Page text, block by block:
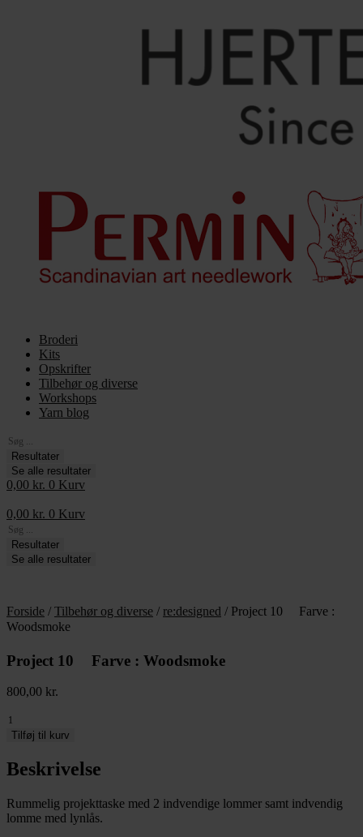
Broderi
Kits
Opskrifter
Tilbehør og diverse
Workshops
Yarn blog
Search
...Resultater
Se alle resultater
0,00 kr. 0 Kurv
0,00 kr. 0 Kurv
Search
...Resultater
Se alle resultater
Forside / Tilbehør og diverse / re:designed / Project 10 Farve :
Woodsmoke
Project 10 Farve : Woodsmoke
800,00 kr.
Project
10
Farve
Woodsmoke
antal
Tilføj til kurv
Beskrivelse
Rummelig projekttaske med 2 indvendige lommer samt indvendig
lomme med lynlås.